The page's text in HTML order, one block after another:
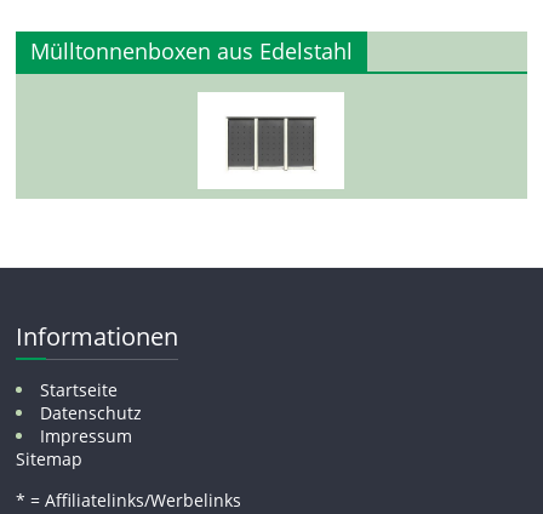
Mülltonnenboxen aus Edelstahl
Informationen
Startseite
Datenschutz
Impressum
Sitemap
* = Affiliatelinks/Werbelinks